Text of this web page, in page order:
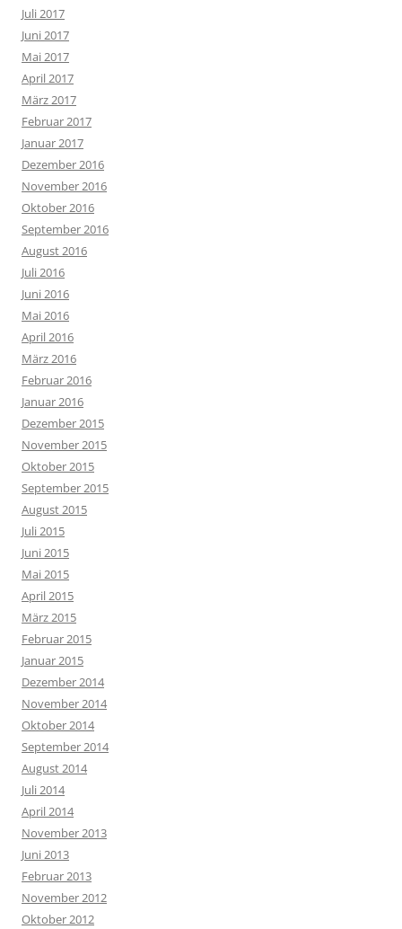
Juli 2017
Juni 2017
Mai 2017
April 2017
März 2017
Februar 2017
Januar 2017
Dezember 2016
November 2016
Oktober 2016
September 2016
August 2016
Juli 2016
Juni 2016
Mai 2016
April 2016
März 2016
Februar 2016
Januar 2016
Dezember 2015
November 2015
Oktober 2015
September 2015
August 2015
Juli 2015
Juni 2015
Mai 2015
April 2015
März 2015
Februar 2015
Januar 2015
Dezember 2014
November 2014
Oktober 2014
September 2014
August 2014
Juli 2014
April 2014
November 2013
Juni 2013
Februar 2013
November 2012
Oktober 2012